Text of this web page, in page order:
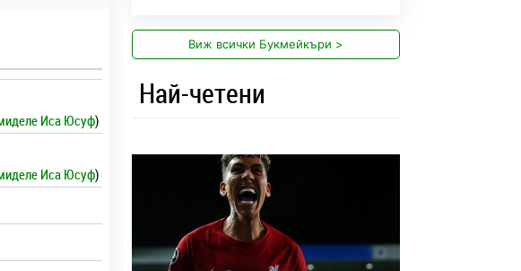
Иса Юсуф)
Иса Юсуф)
Виж всички Букмейкъри >
Най-четени